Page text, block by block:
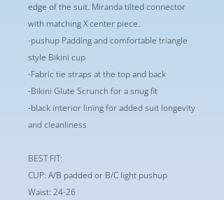
edge of the suit. Miranda tilted connector
with matching X center piece.
-pushup Padding and comfortable triangle
style Bikini cup
-Fabric tie straps at the top and back
-Bikini Glute Scrunch for a snug fit
-black interior lining for added suit longevity
and cleanliness
BEST FIT:
CUP: A/B padded or B/C light pushup
Waist: 24-26